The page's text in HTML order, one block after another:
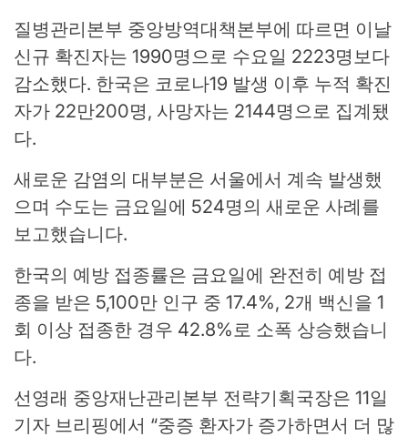
질병관리본부 중앙방역대책본부에 따르면 이날
신규 확진자는 1990명으로 수요일 2223명보다
감소했다. 한국은 코로나19 발생 이후 누적 확진
자가 22만200명, 사망자는 2144명으로 집계됐
다.
새로운 감염의 대부분은 서울에서 계속 발생했
으며 수도는 금요일에 524명의 새로운 사례를
보고했습니다.
한국의 예방 접종률은 금요일에 완전히 예방 접
종을 받은 5,100만 인구 중 17.4%, 2개 백신을 1
회 이상 접종한 경우 42.8%로 소폭 상승했습니
다.
선영래 중앙재난관리본부 전략기획국장은 11일
기자 브리핑에서 “중증 환자가 증가하면서 더 많